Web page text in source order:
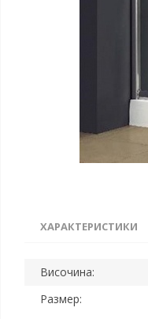
ХАРАКТЕРИСТИКИ
Височина:
Размер: